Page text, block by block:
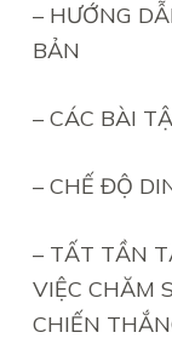
– HƯỚNG
BẢN
– CÁC BÀI
– CHẾ ĐỘ
– TẤT TẦN
VIỆC CHĂM
CHIẾN